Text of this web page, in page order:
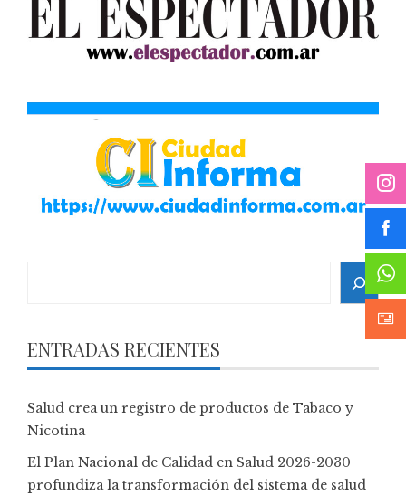
ENTRADAS RECIENTES
Salud crea un registro de productos de Tabaco y
Nicotina
El Plan Nacional de Calidad en Salud 2026-2030
profundiza la transformación del sistema de salud